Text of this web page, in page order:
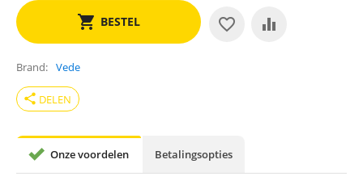
BESTEL
Brand Vede
share DELEN
Onze voordelen Betalingsopties